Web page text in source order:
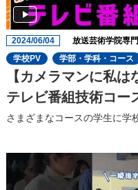
2024/06/04 放送芸術学院専
学校PV
学部・学科・コース
【カメラマンに私
テレビ番組技術コー
さまざまなコースの学生に学